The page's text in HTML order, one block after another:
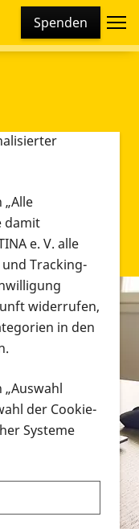
Spenden
Infonmaterial
zum
Cookies und
Cookies und
damit
e. V. alle
Tracking-
widerrufen,
in den
der Cookie-
Systeme